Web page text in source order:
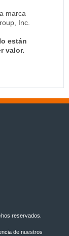
marca
Inc.
están
valor.
reservados.
de nuestros